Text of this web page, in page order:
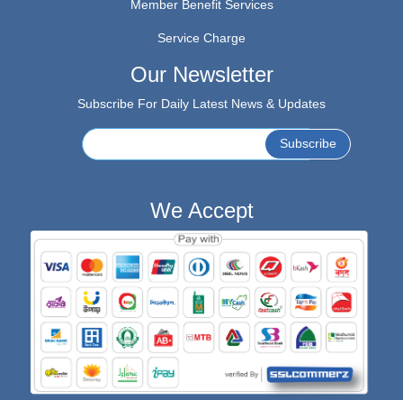
Member Benefit Services
Service Charge
Our Newsletter
Subscribe For Daily Latest News & Updates
We Accept